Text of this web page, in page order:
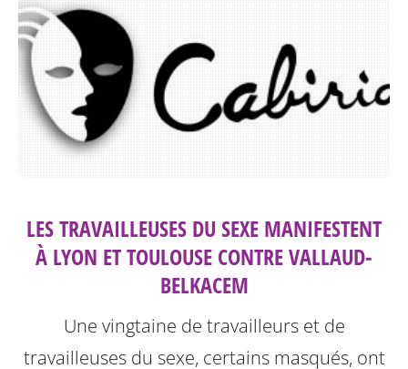
LES TRAVAILLEUSES DU SEXE MANIFESTENT
À LYON ET TOULOUSE CONTRE VALLAUD-
BELKACEM
Une vingtaine de travailleurs et de
travailleuses du sexe, certains masqués, ont